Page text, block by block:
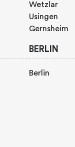
Wetzlar
Usingen
Gernsheim
BERLIN
Berlin